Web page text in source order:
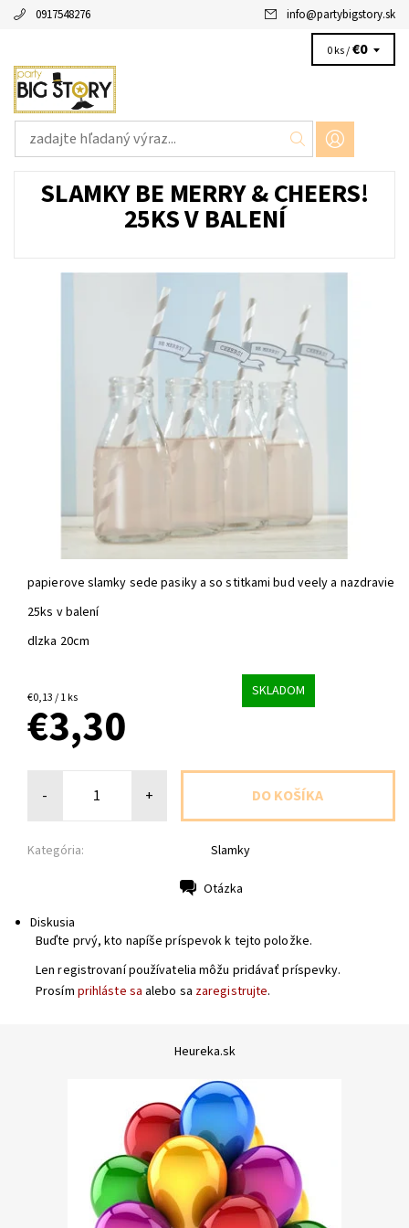
0917548276 info@partybigstory.sk
0 ks /€0
SLAMKY BE MERRY & CHEERS!
25KS V BALENÍ
papierove slamky sede pasiky a so stitkami bud veely a nazdravie
25ks v balení
dlzka 20cm
€0,13 / 1 ks SKLADOM
€3,30
- +
Kategória: Slamky
Otázka
Diskusia
Buďte prvý, kto napíše príspevok k tejto položke.
Len registrovaní používatelia môžu pridávať príspevky.
Prosím prihláste sa alebo sa zaregistrujte.
Heureka.sk